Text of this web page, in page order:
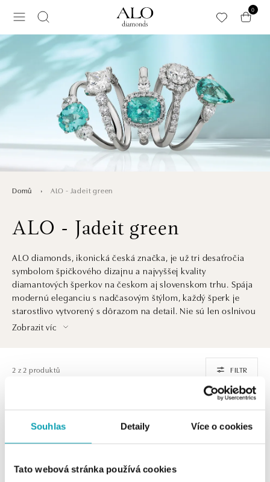
Souhlas Detaily Více o cookies
Tato webová stránka používá cookies
0
Domů ALO - Jadeit green
ALO - Jadeit green
ALO diamonds, ikonická česká značka, je už tri desaťročia
symbolom špičkového dizajnu a najvyššej kvality
diamantových šperkov na českom aj slovenskom trhu. Spája
modernú eleganciu s nadčasovým štýlom, každý šperk je
starostlivo vytvorený s dôrazom na detail. Nie sú len oslnivou
ozdobou. Sú aj investíciou do krásy, ktorá pretrvá generácie
Zobrazit víc
2 z 2 produktů FILTR